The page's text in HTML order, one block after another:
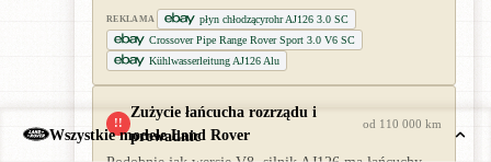
REKLAMA
płyn chłodzącyrohr AJ126 3.0 SC
Crossover Pipe Range Rover Sport 3.0 V6 SC
Kühlwasserleitung AJ126 Alu
!!
Zużycie łańcucha rozrządu i
prowadnic
od 110 000 km
Wszystkie modele Land Rover